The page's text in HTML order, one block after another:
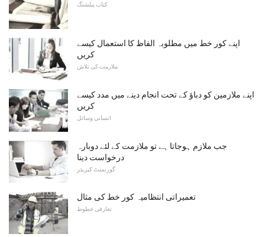
کتاب پبلشنگ
اپنے کور خط میں مطلوبہ الفاظ کا استعمال کیسے
کریں
ملازمت کی تلاش
اپنے ملازمین کو دباؤ کے تحت انجام دینے میں مدد کیسے
کریں
انسانی وسائل
جب ملازم ہوجاتا ہے تو ملازمت کے لئے دوبارہ
درخواست دینا
گورنمنٹ کیریئر
تعمیراتی انتظامیہ کور خط کی مثال
تعارفی خطوط